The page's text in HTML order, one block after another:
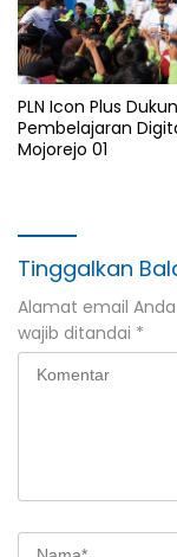
PLN Icon Plus
Pembelajaran
Mojorejo 01
Tinggalkan
Alamat email
wajib ditandai *